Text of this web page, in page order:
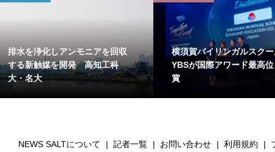
排水を浄化しアンモニアを回収
する新触媒を開発 高知工科
大・名大
横須賀バイリンガルスク
YBSが国際アワード最高
賞
NEWS SALTについて 記者一覧 お問い合わせ 利用規約